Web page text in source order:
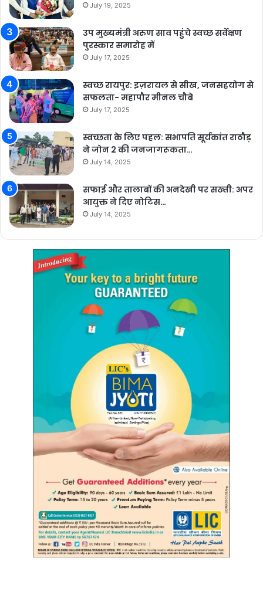
July 19, 2025
उप मुख्यमंत्री अरुण साव पहुंचे स्वच्छ सर्वेक्षण
पुरस्कार समारोह में
July 17, 2025
स्वच्छ रायपुर: इज़रायल से सीख, जनसहयोग से
सफलता- महापौर मीनल चौबे
July 17, 2025
स्वच्छता के लिए पहल: सभापति सूर्यकांत राठौड़
ने जोन 2 की जनजागरूकता…
July 14, 2025
सफाई और तालाबों की अनदेखी पर सख्ती: अपर
आयुक्त ने दिए नोटिस…
July 14, 2025